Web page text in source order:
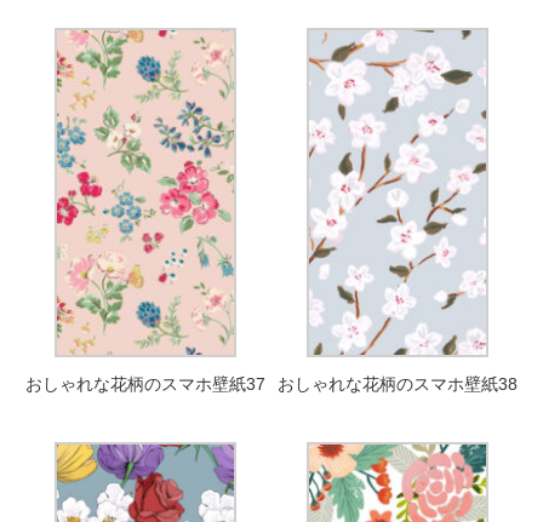
おしゃれな花柄のスマホ壁紙37 おしゃれな花柄のスマホ壁紙38